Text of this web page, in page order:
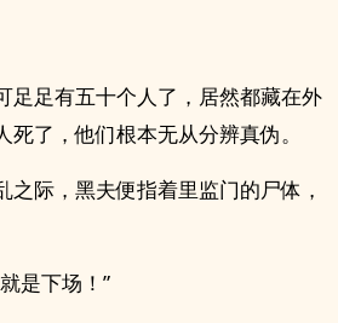
足足有五十个人了，居然都藏在外
了，他们根本无从分辨真伪。
之际，黑夫便指着里监门的尸体，
是下场！”